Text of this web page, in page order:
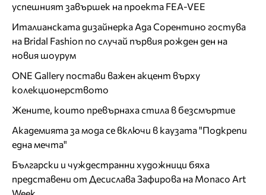
успешният завършек на проекта FEA-VEE
Италианската дизайнерка Ада Сорентино гостува
на Bridal Fashion по случай първия рожден ден на
новия шоурум
ONE Gallery постави важен акцент върху
колекционерството
Жените, които превърнаха стила в безсмъртие
Академията за мода се включи в каузата "Подкрепи
една мечта"
Български и чуждестранни художници бяха
представени от Десислава Зафирова на Monaco Art